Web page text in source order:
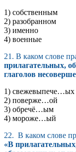
1) собственным
2) разобранном
3) именно
4) военные
21. В каком слове
прилагательных,
глаголов
1) свежевыпече…ых
2) поверже…ой
3) обречё…ым
4) мороже…ый
22. В каком слове
«В